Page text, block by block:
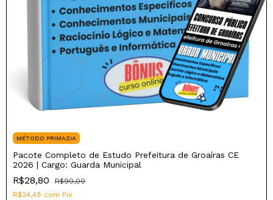
MÉTODO PRIMAZIA
Pacote Completo de Estudo Prefeitura de Groaíras CE
2026 | Cargo: Guarda Municipal
R$28,80
R$90,00
R$24,48 com Pix